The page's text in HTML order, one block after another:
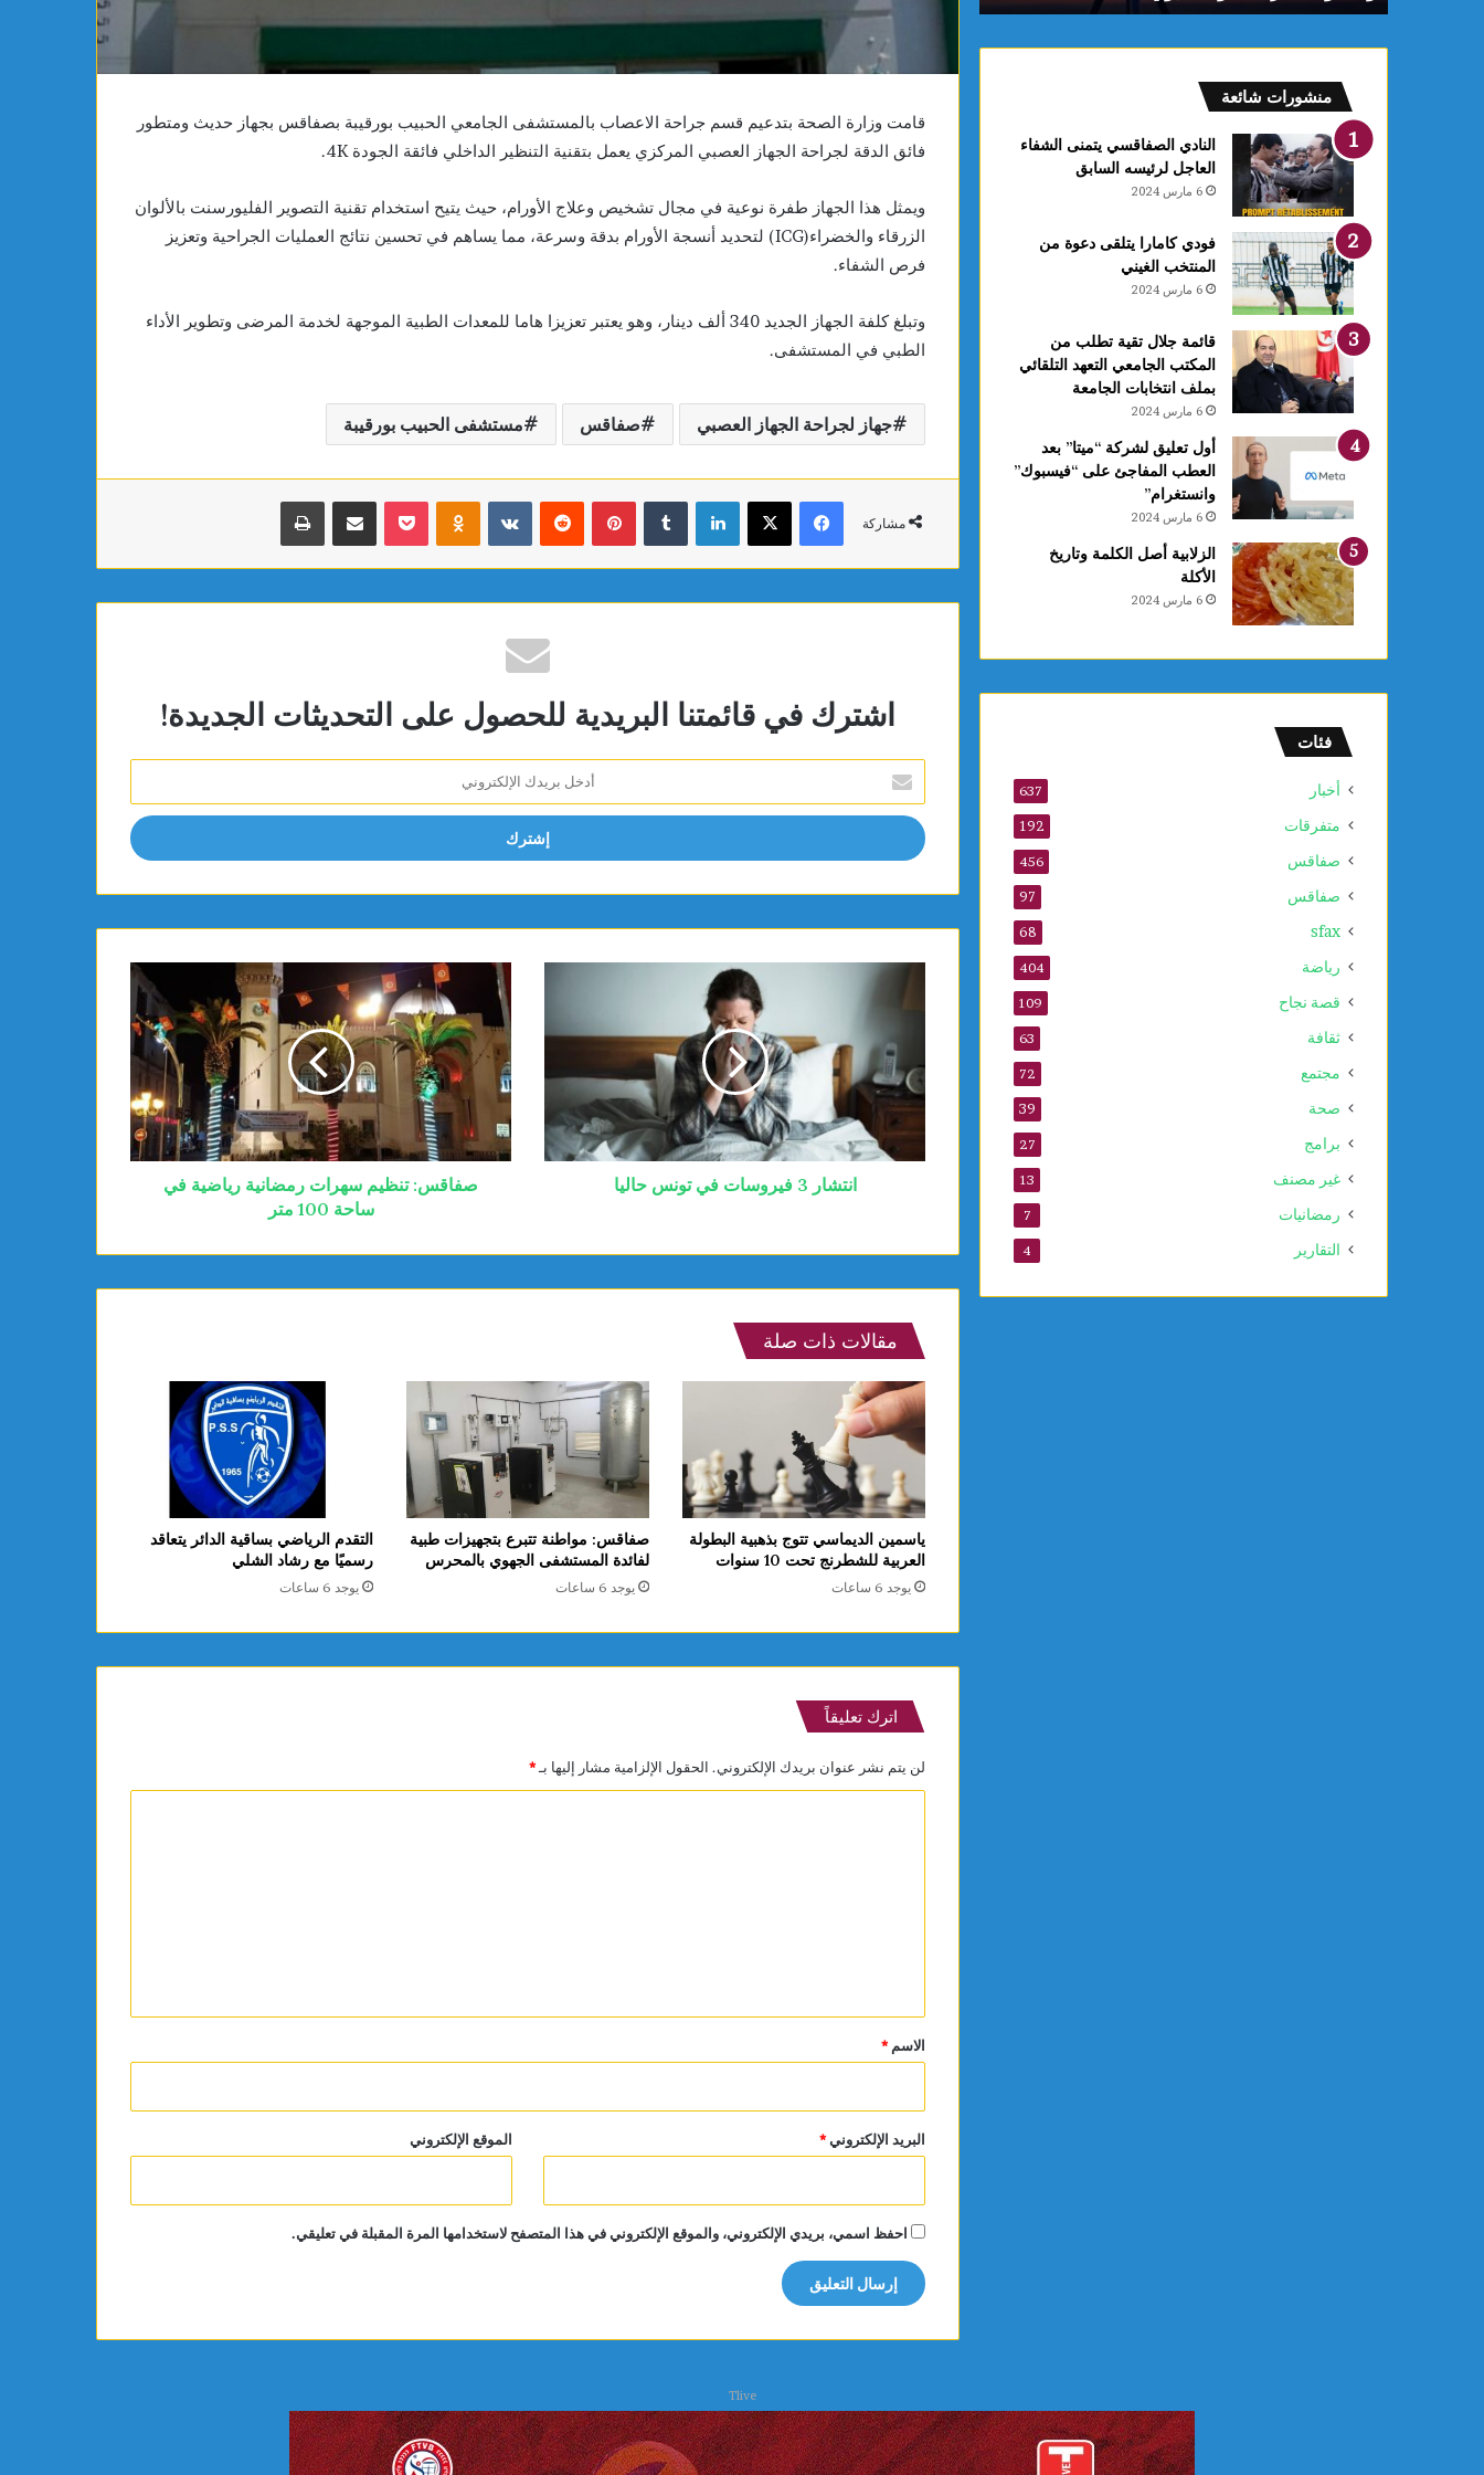
قامت وزارة الصحة بتدعيم قسم جراحة الاعصاب بالمستشفى الجامعي الحبيب بورقيبة بصفاقس بجهاز حديث ومتطور
فائق الدقة لجراحة الجهاز العصبي المركزي يعمل بتقنية التنظير الداخلي فائقة الجودة 4K.
ويمثل هذا الجهاز طفرة نوعية في مجال تشخيص وعلاج الأورام، حيث يتيح استخدام تقنية التصوير الفليورسنت بالألوان
الزرقاء والخضراء(ICG) لتحديد أنسجة الأورام بدقة وسرعة، مما يساهم في تحسين نتائج العمليات الجراحية وتعزيز
فرص الشفاء.
وتبلغ كلفة الجهاز الجديد 340 ألف دينار، وهو يعتبر تعزيزا هاما للمعدات الطبية الموجهة لخدمة المرضى وتطوير الأداء
الطبي في المستشفى.
جهاز لجراحة الجهاز العصبي صفاقس مستشفى الحبيب بورقيبة
مشاركة
فيسبوكX لينكدإن بينتيريست Odnoklassniki
بوكيت مشاركة عبر البريد طباعة
اشترك في قائمتنا البريدية للحصول على التحديثات الجديدة!
بريدك
الإلكتروني
انتشار 3 فيروسات في تونس حاليا
صفاقس: تنظيم سهرات رمضانية رياضية في
ساحة 100 متر
مقالات ذات صلة
ياسمين الديماسي تتوج بذهبية البطولة
العربية للشطرنج تحت 10 سنوات
يوجد 6 ساعات
صفاقس: مواطنة تتبرع بتجهيزات طبية
لفائدة المستشفى الجهوي بالمحرس
يوجد 6 ساعات
التقدم الرياضي بساقية الدائر يتعاقد
رسميًا مع رشاد الشلي
يوجد 6 ساعات
اترك تعليقاً
لن يتم نشر عنوان بريدك الإلكتروني. الحقول الإلزامية مشار إليها بـ*
*
الاسم *
البريد الإلكتروني* الموقع الإلكتروني
احفظ اسمي، بريدي الإلكتروني، والموقع الإلكتروني في هذا المتصفح لاستخدامها المرة المقبلة في تعليقي.
منشورات شائعة
النادي الصفاقسي يتمنى الشفاء
العاجل لرئيسه السابق
6 مارس 2024
فودي كامارا يتلقى دعوة من
المنتخب الغيني
6 مارس 2024
قائمة جلال تقية تطلب من
المكتب الجامعي التعهد التلقائي
بملف انتخابات الجامعة
6 مارس 2024
أول تعليق لشركة “ميتا” بعد
العطب المفاجئ على “فيسبوك”
وانستغرام”
6 مارس 2024
الزلابية أصل الكلمة وتاريخ
الأكلة
6 مارس 2024
فئات
أخبار 637
متفرقات 192
صفاقس 456
صفاقس 97
sfax
68
رياضة 404
قصة نجاح 109
ثقافة 63
مجتمع 72
صحة 39
برامج 27
غير مصنف 13
رمضانيات 7
التقارير 4
Tlive